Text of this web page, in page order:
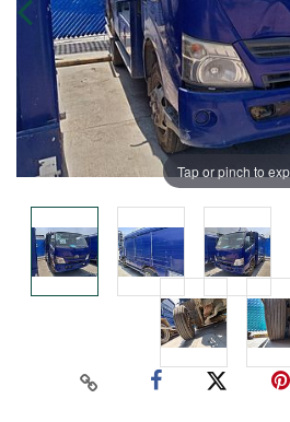
Tap or pinch to